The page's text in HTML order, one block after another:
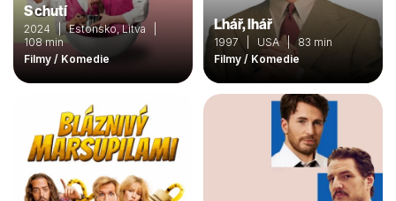
S chutí
2024 | Estonsko, Litva |
108 min
Filmy / Komedie
Lhář, lhář
1997 | USA | 83 min
Filmy / Komedie